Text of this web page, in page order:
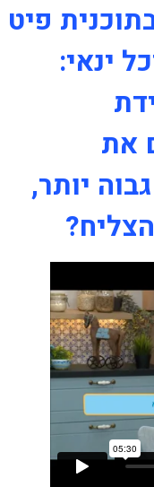
פיט
את
יותר,